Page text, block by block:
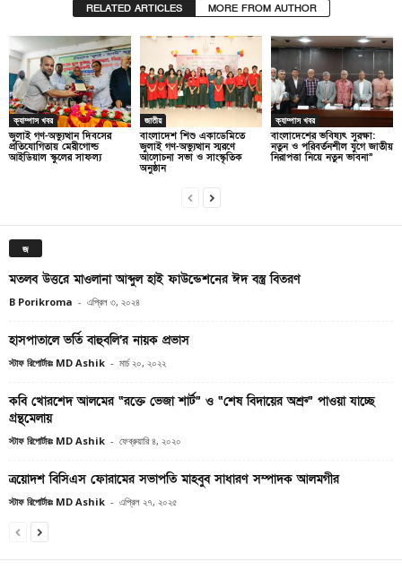
RELATED ARTICLES MORE FROM AUTHOR
ক্যাম্পাস খবর
জুলাই গণ-অভ্যুত্থান দিবসের
প্রতিযোগিতায় মেরীগোল্ড
আইডিয়াল স্কুলের সাফল্য
জাতীয়
বাংলাদেশ শিশু একাডেমিতে
জুলাই গণ-অভ্যুত্থান স্মরণে
আলোচনা সভা ও সাংস্কৃতিক
অনুষ্ঠান
ক্যাম্পাস খবর
বাংলাদেশের ভবিষ্যৎ সুরক্ষা:
নতুন ও পরিবর্তনশীল যুগে জাতীয়
নিরাপত্তা নিয়ে নতুন ভাবনা”
জ
মতলব উত্তরে মাওলানা আব্দুল হাই ফাউন্ডেশনের ঈদ বস্ত্র বিতরণ
B Porikroma - এপ্রিল ৩, ২০২৪
হাসপাতালে ভর্তি বাহুবলি’র নায়ক প্রভাস
স্টাফ রিপোর্টারঃ MD Ashik - মার্চ ২০, ২০২২
কবি খোরশেদ আলমের “রক্তে ভেজা শার্ট” ও “শেষ বিদায়ের অশ্রু” পাওয়া যাচ্ছে
গ্রন্থমেলায়
স্টাফ রিপোর্টারঃ MD Ashik - ফেব্রুয়ারি ৪, ২০২০
ত্রয়োদশ বিসিএস ফোরামের সভাপতি মাহবুব সাধারণ সম্পাদক আলমগীর
স্টাফ রিপোর্টারঃ MD Ashik - এপ্রিল ২৭, ২০২৫